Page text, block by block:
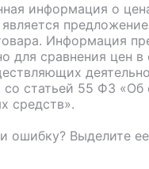
информация о
является
Информация
для сравнения цен
со статьей 55 ФЗ
средств».
ошибку? Выделите